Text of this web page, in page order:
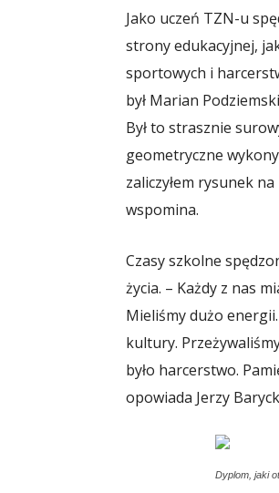
Jako uczeń TZN-u
strony edukacyjnej,
sportowych i
był Marian
Był to strasznie
geometryczne
zaliczyłem rysunek
wspomina.
Czasy szkolne
życia. – Każdy z nas
Mieliśmy dużo
kultury.
było harcerstwo.
opowiada Jerzy
Dyplom, jaki